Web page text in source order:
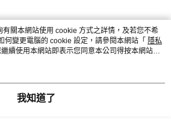
關本網站使用 cookie 方式之詳情，及若您不希
何變更電腦的 cookie 設定，請參閱本網站「 隱私
續使用本網站即表示您同意本公司得按本網站使
。
我知道了